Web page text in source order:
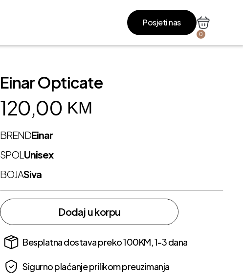
Posjeti nas
0
Einar Opticate
120,00 KM
BRENDEinar
SPOLUnisex
BOJASiva
Dodaj u korpu
Besplatna dostava preko 100KM, 1-3 dana
Sigurno plaćanje prilikom preuzimanja